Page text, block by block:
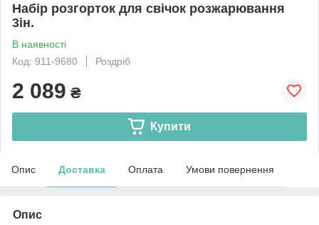
Набір розгорток для свічок розжарювання
3ін.
В наявності
Код: 911-9680
Роздріб
2 089 ₴
Купити
Опис Доставка Оплата Умови повернення
Опис